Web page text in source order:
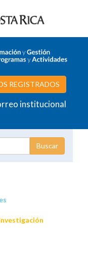
REGISTRADOS
institucional